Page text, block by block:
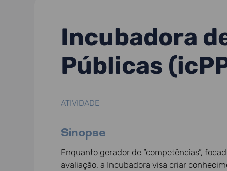
Incubadora
Públicas
ATIVIDADE
Sinopse
Enquanto gerador de “competências”,
avaliação, a Incubadora visa criar